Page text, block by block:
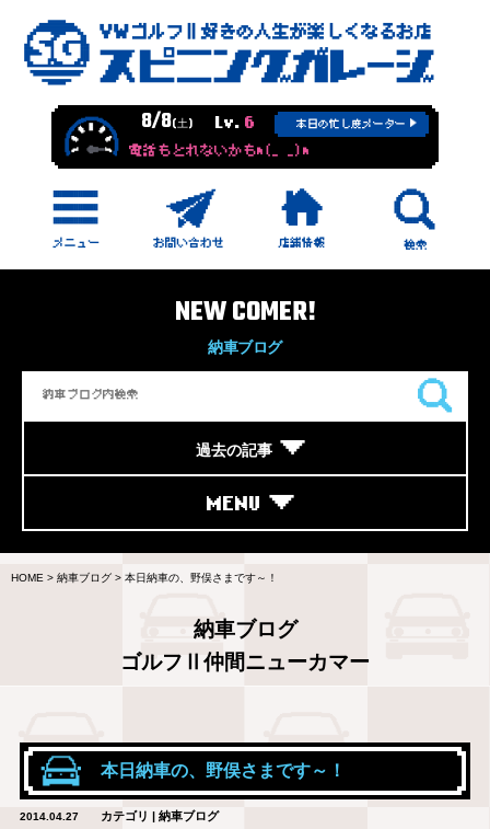
8/8(土) Lv. 6 本日の忙し度メーター
電話もとれないかもm(_ _)m
NEW COMER!
納車ブログ
過去の記事
MENU
HOME > 納車ブログ > 本日納車の、野俣さまです～！
納車ブログ
ゴルフⅡ仲間ニューカマー
本日納車の、野俣さまです～！
2014.04.27 カテゴリ | 納車ブログ